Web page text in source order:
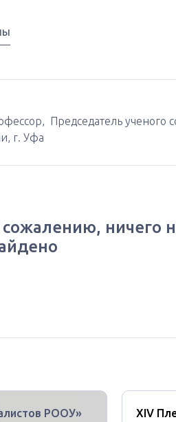
Председатель
г. Уфа
сожалению, ничего
РООУ»
XIV